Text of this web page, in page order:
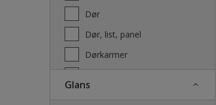
Dør
Dør, list, panel
Dørkarmer
Glans